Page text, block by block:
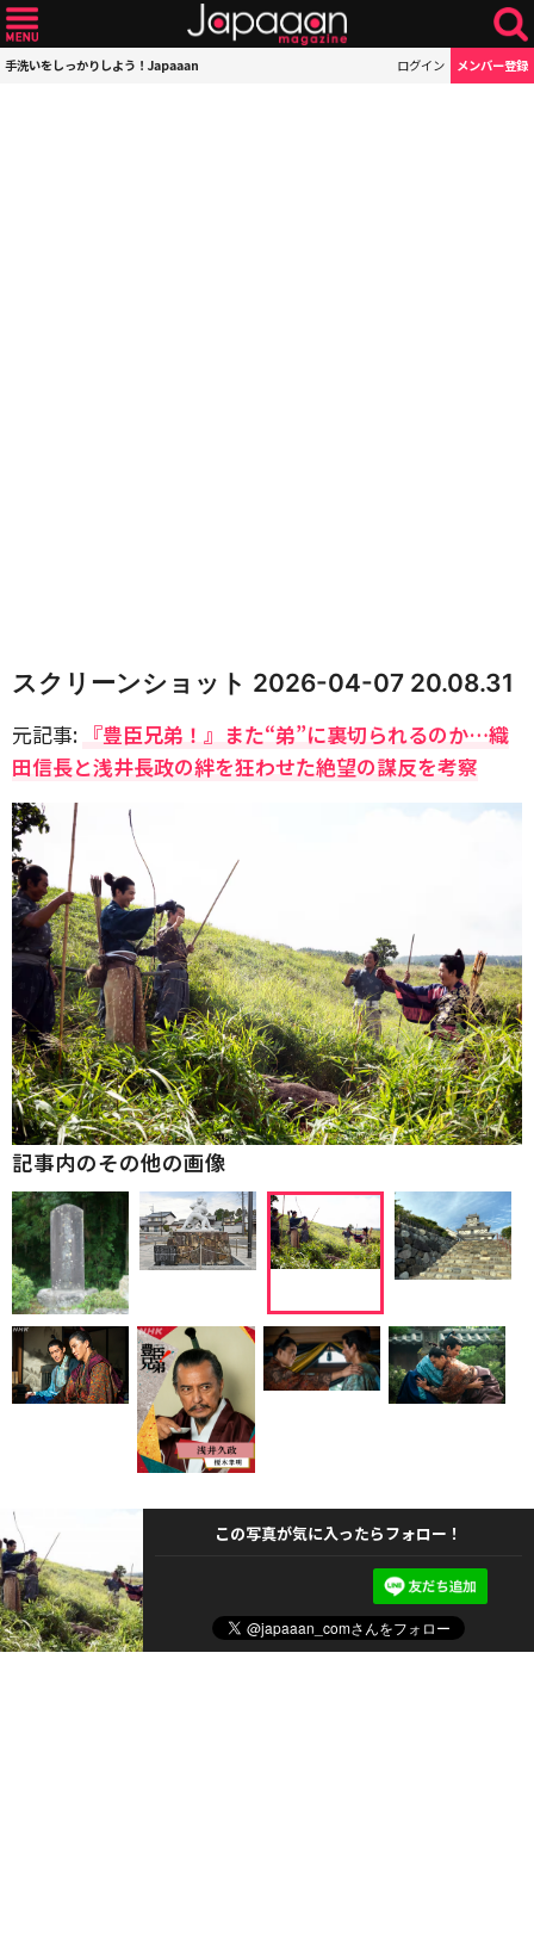
手洗いをしっかりしよう！Japaaan ログイン メンバー登録
スクリーンショット 2026-04-07 20.08.31
元記事: 『豊臣兄弟！』また“弟”に裏切られるのか…織
田信長と浅井長政の絆を狂わせた絶望の謀反を考察
記事内のその他の画像
この写真が気に入ったらフォロー！